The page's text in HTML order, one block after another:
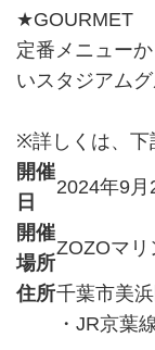
★GOURMET
定番メニュー
いスタジアム
※詳しくは、下
開催
日
2024年9月
開催
場所
ZOZOマリ
住所千葉市美
・JR京葉